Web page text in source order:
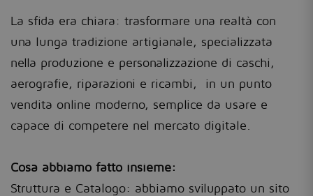
La sfida era chiara: trasformare una realtà con
una lunga tradizione artigianale, specializzata
nella produzione e personalizzazione di caschi,
aerografie, riparazioni e ricambi, in un punto
vendita online moderno, semplice da usare e
capace di competere nel mercato digitale.
Cosa abbiamo fatto insieme:
Struttura e Catalogo: abbiamo sviluppato un sito